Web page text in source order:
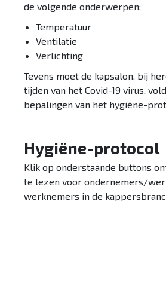
de volgende onderwerpen:
Temperatuur
Ventilatie
Verlichting
Tevens moet de kapsalon, bij
tijden van het Covid-19 virus,
bepalingen van het hygiëne-
Hygiëne-protocol
Klik op onderstaande buttons
te lezen voor ondernemers/
werknemers in de